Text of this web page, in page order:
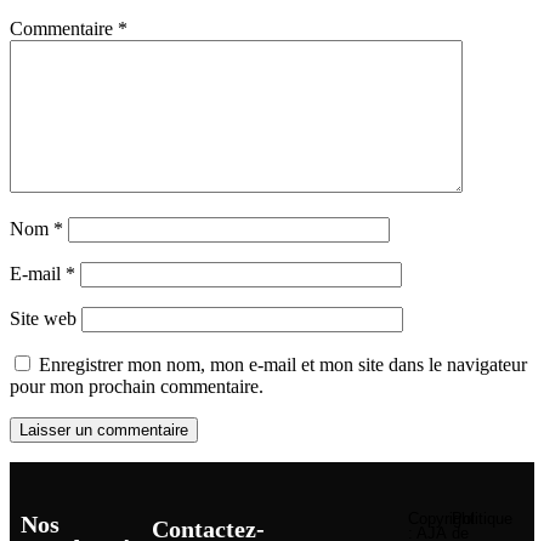
Commentaire *
Nom *
E-mail *
Site web
Enregistrer mon nom, mon e-mail et mon site dans le navigateur
pour mon prochain commentaire.
Nos
Contactez-